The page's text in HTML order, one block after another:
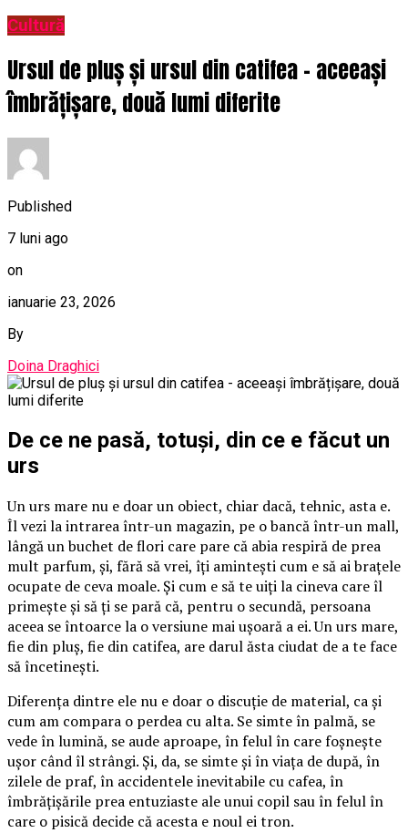
Cultură
Ursul de pluș și ursul din catifea – aceeași
îmbrățișare, două lumi diferite
Published
7 luni ago
on
ianuarie 23, 2026
By
Doina Draghici
De ce ne pasă, totuși, din ce e făcut un
urs
Un urs mare nu e doar un obiect, chiar dacă, tehnic, asta e.
Îl vezi la intrarea într-un magazin, pe o bancă într-un mall,
lângă un buchet de flori care pare că abia respiră de prea
mult parfum, și, fără să vrei, îți amintești cum e să ai brațele
ocupate de ceva moale. Și cum e să te uiți la cineva care îl
primește și să ți se pară că, pentru o secundă, persoana
aceea se întoarce la o versiune mai ușoară a ei. Un urs mare,
fie din pluș, fie din catifea, are darul ăsta ciudat de a te face
să încetinești.
Diferența dintre ele nu e doar o discuție de material, ca și
cum am compara o perdea cu alta. Se simte în palmă, se
vede în lumină, se aude aproape, în felul în care foșnește
ușor când îl strângi. Și, da, se simte și în viața de după, în
zilele de praf, în accidentele inevitabile cu cafea, în
îmbrățișările prea entuziaste ale unui copil sau în felul în
care o pisică decide că acesta e noul ei tron.